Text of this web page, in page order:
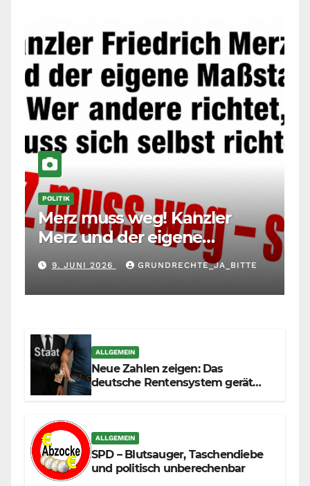
POLITIK
Merz muss weg! Kanzler
Merz und der eigene
Maßstab: Wer andere richtet,
muss sich selbst richten
9. JUNI 2026 GRUNDRECHTE_JA_BITTE
ALLGEMEIN
Neue Zahlen zeigen: Das
deutsche Rentensystem gerät
ALLGEMEIN
SPD – Blutsauger, Taschendiebe
und politisch unberechenbar